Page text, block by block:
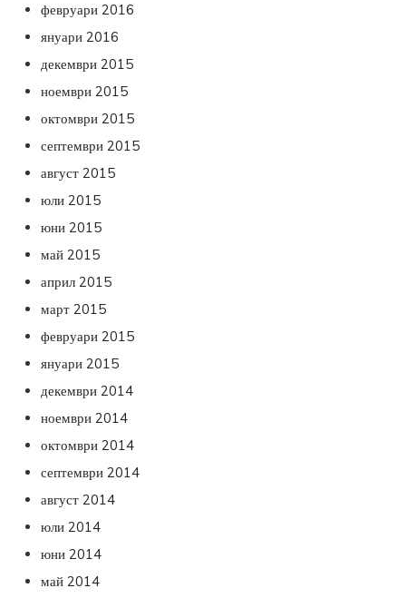
февруари 2016
януари 2016
декември 2015
ноември 2015
октомври 2015
септември 2015
август 2015
юли 2015
юни 2015
май 2015
април 2015
март 2015
февруари 2015
януари 2015
декември 2014
ноември 2014
октомври 2014
септември 2014
август 2014
юли 2014
юни 2014
май 2014